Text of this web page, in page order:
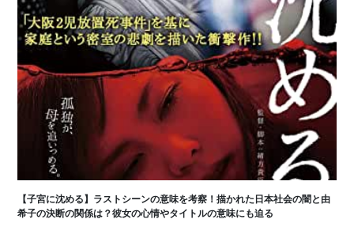
【子宮に沈める】ラストシーンの意味を考察！描かれた日本社会の闇と由
希子の決断の関係は？彼女の心情やタイトルの意味にも迫る